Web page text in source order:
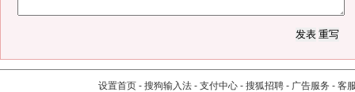
设置首页 - 搜狗输入法 - 支付中心 - 搜狐招聘 - 广告服务 - 客